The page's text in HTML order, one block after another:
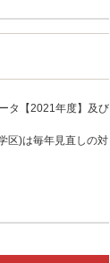
タ【2021年度】及び
区)は毎年見直しの対